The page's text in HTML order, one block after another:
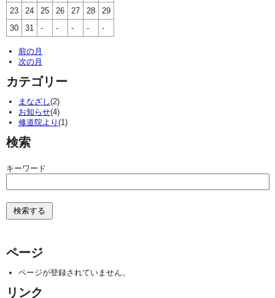
23
24 25 26 27 28
29
30
31 - - - - -
前の月
次の月
カテゴリー
まなざし(2)
お知らせ(4)
修道院より (1)
検索
キーワード
ページ
ページが登録されていません。
リンク